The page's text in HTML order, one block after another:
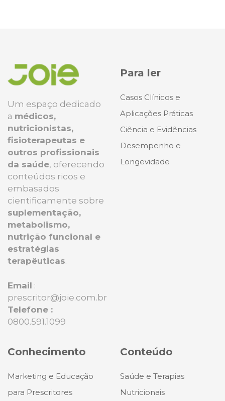
Um espaço dedicado
a médicos,
nutricionistas,
fisioterapeutas e
outros profissionais
da saúde, oferecendo
conteúdos ricos e
embasados
cientificamente sobre
suplementação,
metabolismo,
nutrição funcional e
estratégias
terapêuticas.
Email :
prescritor@joie.com.br
Telefone :
0800.591.1099
Para ler
Casos Clínicos e
Aplicações Práticas
Ciência e Evidências
Desempenho e
Longevidade
Conhecimento
Marketing e Educação
para Prescritores
Conteúdo
Saúde e Terapias
Nutricionais